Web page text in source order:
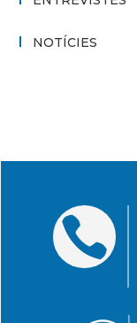
NOTÍCIES
